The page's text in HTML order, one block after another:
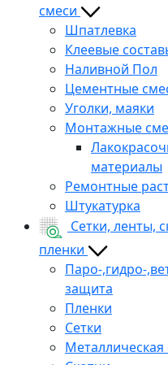
смеси
Шпатлевка
Клеевые
Наливной Пол
Цементные
Уголки, маяки
Монтажные
материалы
Ремонтные
Штукатурка
Сетки, ленты,
пленки
Паро-,гидро-
защита
Пленки
Сетки
Металлическая